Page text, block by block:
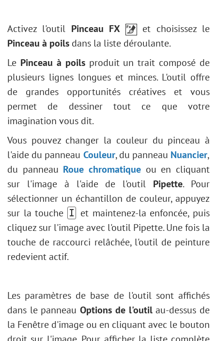
Effets de flou
Plugin Enhancer
Plugin Neon
Plugin NatureArt
Plugin LightShop
Plugin HDRFactory
Plugin AirBrush
Options d'alignement
Réglage Noir et blanc
Réglage Seuil
Réglage Négatif
Teinte/Saturation
Luminosité/Contraste
Réglage Courbes
Réglage Niveaux
Redimensionner une image
Filtres AI
Étoile
Trait
Modifier la forme
Remplir une forme
Contour d'une forme
Main
Zoom
Presets
Désaturation partielle
Effet de gravure sur pierre
Effet Glitch art créatif
Éclaircir un portrait sombre
Correction du visage/corps
Сhangez la météo
Conversion en noir et blanc
Amélioration d'un portrait
Carte de Saint Valentin
Portrait Pop Art
Collage de photos polaroid
Fond d'écran Bibliothèque
Effet de mosaïque
Goutte d'eau
Ajout de contours au texte
Effet vintage
Comment vieillir une photo
Tonification des couleurs
Nouvelle couleur des yeux
Tâche : Enlever les lunettes
Sélection de rouges à lèvres
Activez l'outil Pinceau FX
et choisissez le
Pinceau à poils dans la liste déroulante.
Le Pinceau à poilsproduit un trait composé de
plusieurs lignes longues et minces. L'outil offre
de grandes opportunités créatives et vous
permet de dessiner tout ce que votre
imagination vous dit.
Vous pouvez changer la couleur du pinceau à
l'aide du panneau Couleur, du panneau Nuancier,
du panneau Roue chromatique ou en cliquant
sur l'image à l'aide de l'outil Pipette. Pour
sélectionner un échantillon de couleur, appuyez
sur la touche I
et maintenez-la enfoncée, puis
cliquez sur l'image avec l'outil Pipette. Une fois la
touche de raccourci relâchée, l'outil de peinture
redevient actif.
Les paramètres de base de l'outil sont affichés
dans le panneauOptions de l'outilau-dessus de
la Fenêtre d'image ou en cliquant avec le bouton